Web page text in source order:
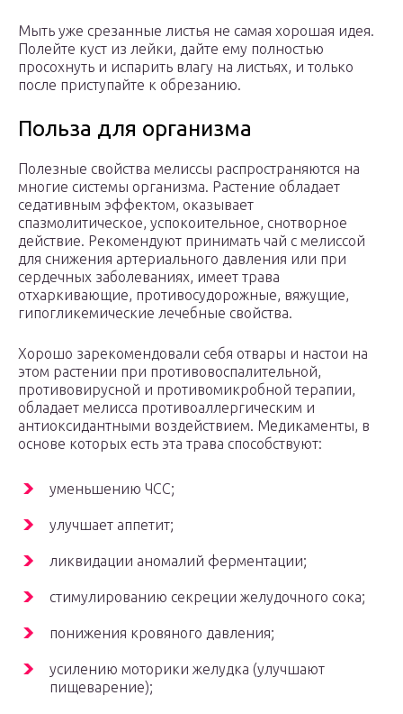
Мыть уже срезанные листья не самая хорошая идея.
Полейте куст из лейки, дайте ему полностью
просохнуть и испарить влагу на листьях, и только
после приступайте к обрезанию.
Польза для организма
Полезные свойства мелиссы распространяются на
многие системы организма. Растение обладает
седативным эффектом, оказывает
спазмолитическое, успокоительное, снотворное
действие. Рекомендуют принимать чай с мелиссой
для снижения артериального давления или при
сердечных заболеваниях, имеет трава
отхаркивающие, противосудорожные, вяжущие,
гипогликемические лечебные свойства.
Хорошо зарекомендовали себя отвары и настои на
этом растении при противовоспалительной,
противовирусной и противомикробной терапии,
обладает мелисса противоаллергическим и
антиоксидантными воздействием. Медикаменты, в
основе которых есть эта трава способствуют:
уменьшению ЧСС;
улучшает аппетит;
ликвидации аномалий ферментации;
стимулированию секреции желудочного сока;
понижения кровяного давления;
усилению моторики желудка (улучшают
пищеварение);